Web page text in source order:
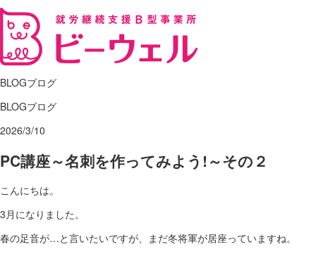
BLOGブログ
BLOGブログ
2026/3/10
PC講座～名刺を作ってみよう!～その２
こんにちは。
3月になりました。
春の足音が…と言いたいですが、まだ冬将軍が居座っていますね。